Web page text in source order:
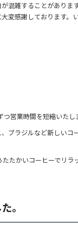
混雑することがあり
変感謝しております。
営業時間を短縮いたし
ブラジルなど新しい
たかいコーヒーでリラ
。